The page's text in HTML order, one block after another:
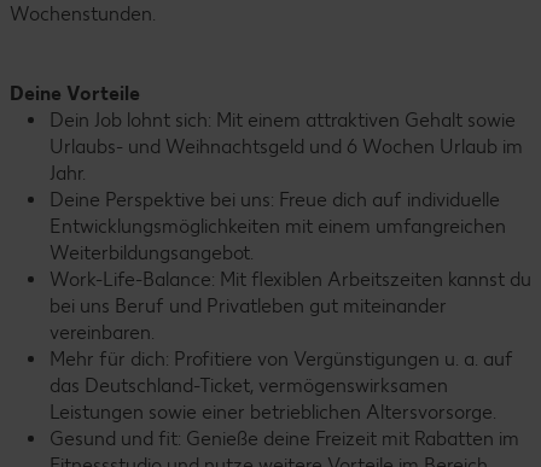
Wochenstunden.
Deine Vorteile
Dein Job lohnt sich: Mit einem attraktiven Gehalt sowie
Urlaubs- und Weihnachtsgeld und 6 Wochen Urlaub im
Jahr.
Deine Perspektive bei uns: Freue dich auf individuelle
Entwicklungsmöglichkeiten mit einem umfangreichen
Weiterbildungsangebot.
Work-Life-Balance: Mit flexiblen Arbeitszeiten kannst du
bei uns Beruf und Privatleben gut miteinander
vereinbaren.
Mehr für dich: Profitiere von Vergünstigungen u. a. auf
das Deutschland-Ticket, vermögenswirksamen
Leistungen sowie einer betrieblichen Altersvorsorge.
Gesund und fit: Genieße deine Freizeit mit Rabatten im